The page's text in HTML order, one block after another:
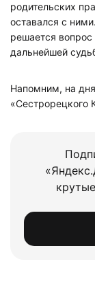
родительских
оставался с
решается вопрос
дальнейшей
Напомним, на
«Сестрорецкого